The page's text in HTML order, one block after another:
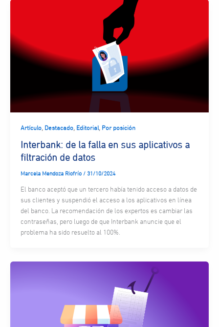
Artículo, Destacado, Editorial, Por posición
Interbank: de la falla en sus aplicativos a
filtración de datos
Marcela Mendoza Riofrío / 31/10/2024
El banco aceptó que un tercero había tenido acceso a datos de
sus clientes y suspendió el acceso a los aplicativos en línea
del banco. La recomendación de los expertos es cambiar las
contraseñas, pero luego de que Interbank anuncie que el
problema ha sido resuelto al 100%.